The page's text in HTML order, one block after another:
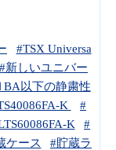
#TSX Universa
#新しいユニバー
BA以下の静粛性
K
#
K
#
ケース
#貯蔵ラ